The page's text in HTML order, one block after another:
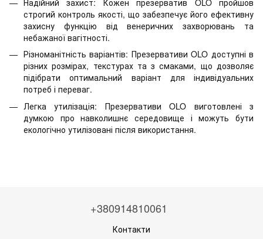
строгий контроль якості, що забезпечує його ефективну
захисну функцію від венеричних захворювань та
небажаної вагітності.
Різноманітність варіантів: Презервативи OLO доступні в
різних розмірах, текстурах та з смаками, що дозволяє
підібрати оптимальний варіант для індивідуальних
потреб і переваг.
Легка утилізація: Презервативи OLO виготовлені з
думкою про навколишнє середовище і можуть бути
екологічно утилізовані після використання.
+380914810061
Контакти